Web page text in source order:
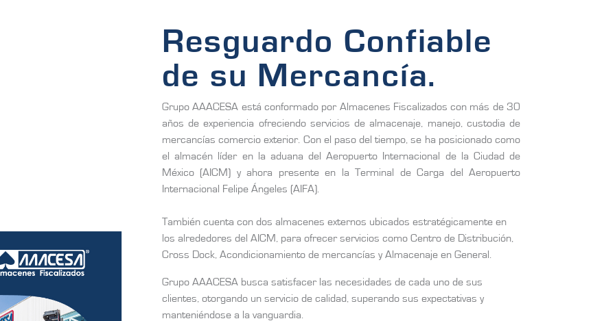
Resguardo Confiable
de su Mercancía.
Grupo AAACESA está conformado por Almacenes Fiscalizados con más de 30
años de experiencia ofreciendo servicios de almacenaje, manejo, custodia de
mercancías comercio exterior. Con el paso del tiempo, se ha posicionado como
el almacén líder en la aduana del Aeropuerto Internacional de la Ciudad de
México (AICM) y ahora presente en la Terminal de Carga del Aeropuerto
Internacional Felipe Ángeles (AIFA).
También cuenta con dos almacenes externos ubicados estratégicamente en
los alrededores del AICM, para ofrecer servicios como Centro de Distribución,
Cross Dock, Acondicionamiento de mercancías y Almacenaje en General.
Grupo AAACESA busca satisfacer las necesidades de cada uno de sus
clientes, otorgando un servicio de calidad, superando sus expectativas y
manteniéndose a la vanguardia.